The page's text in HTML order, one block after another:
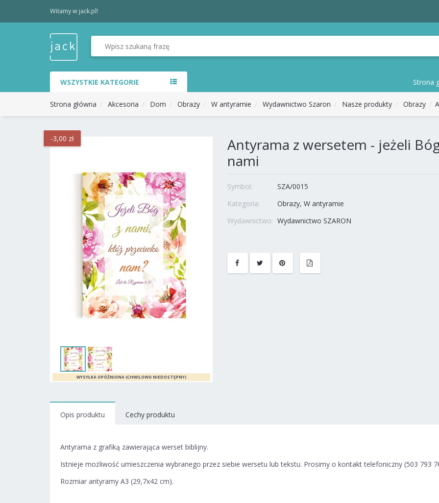
Witamy w jack.pl!
WSZYSTKIE KATEGORIE Strona
Strona główna Akcesoria Dom Obrazy W antyramie Wydawnictwo Szaron Nasze produkty Obrazy
-3,00 zł
Antyrama z wersetem - jeżeli
nami
Symbol:
SZA/0015
Kategoria:
Obrazy W antyramie
Wydawnictwo: Wydawnictwo SZARON
Opis produktu Cechy produktu
Antyrama z grafiką zawierająca werset biblijny.
Istnieje możliwość umieszczenia wybranego przez siebie wersetu lub tekstu. Prosimy o kontakt telefoniczny (503 793
Rozmiar antyramy A3 (29,7x42 cm).